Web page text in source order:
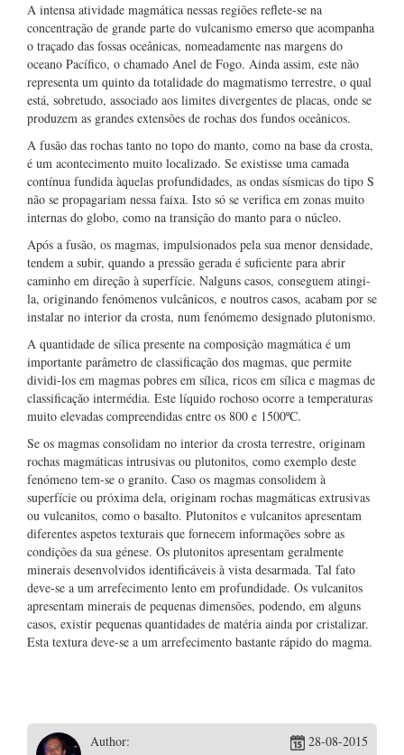
A intensa atividade magmática nessas regiões reflete-se na
concentração de grande parte do vulcanismo emerso que acompanha
o traçado das fossas oceânicas, nomeadamente nas margens do
oceano Pacífico, o chamado Anel de Fogo. Ainda assim, este não
representa um quinto da totalidade do magmatismo terrestre, o qual
está, sobretudo, associado aos limites divergentes de placas, onde se
produzem as grandes extensões de rochas dos fundos oceânicos.
A fusão das rochas tanto no topo do manto, como na base da crosta,
é um acontecimento muito localizado. Se existisse uma camada
contínua fundida àquelas profundidades, as ondas sísmicas do tipo S
não se propagariam nessa faixa. Isto só se verifica em zonas muito
internas do globo, como na transição do manto para o núcleo.
Após a fusão, os magmas, impulsionados pela sua menor densidade,
tendem a subir, quando a pressão gerada é suficiente para abrir
caminho em direção à superfície. Nalguns casos, conseguem atingi-
la, originando fenómenos vulcânicos, e noutros casos, acabam por se
instalar no interior da crosta, num fenómemo designado plutonismo.
A quantidade de sílica presente na composição magmática é um
importante parâmetro de classificação dos magmas, que permite
dividi-los em magmas pobres em sílica, ricos em sílica e magmas de
classificação intermédia. Este líquido rochoso ocorre a temperaturas
muito elevadas compreendidas entre os 800 e 1500ºC.
Se os magmas consolidam no interior da crosta terrestre, originam
rochas magmáticas intrusivas ou plutonitos, como exemplo deste
fenómeno tem-se o granito. Caso os magmas consolidem à
superfície ou próxima dela, originam rochas magmáticas extrusivas
ou vulcanitos, como o basalto. Plutonitos e vulcanitos apresentam
diferentes aspetos texturais que fornecem informações sobre as
condições da sua génese. Os plutonitos apresentam geralmente
minerais desenvolvidos identificáveis à vista desarmada. Tal fato
deve-se a um arrefecimento lento em profundidade. Os vulcanitos
apresentam minerais de pequenas dimensões, podendo, em alguns
casos, existir pequenas quantidades de matéria ainda por cristalizar.
Esta textura deve-se a um arrefecimento bastante rápido do magma.
Author: 28-08-2015